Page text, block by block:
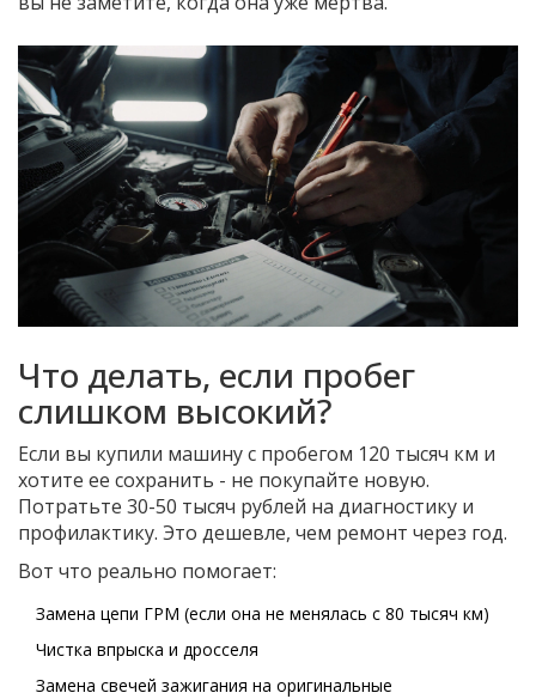
Что делать, если пробег
слишком высокий?
Если вы купили машину с пробегом 120 тысяч км и
хотите ее сохранить - не покупайте новую.
Потратьте 30-50 тысяч рублей на диагностику и
профилактику. Это дешевле, чем ремонт через год.
Вот что реально помогает:
Замена цепи ГРМ (если она не менялась с 80 тысяч км)
Чистка впрыска и дросселя
Замена свечей зажигания на оригинальные